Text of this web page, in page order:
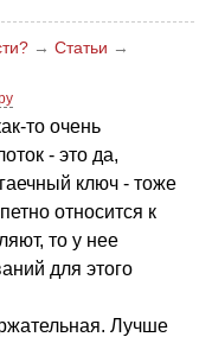
→ Статьи →
то очень
- это да,
ключ - тоже
относится к
то у нее
для этого
Лучше